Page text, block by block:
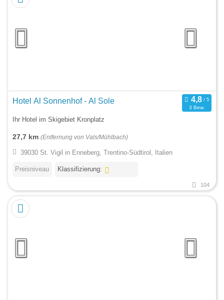
Hotel Al Sonnenhof - Al Sole
3 Bew.
Ihr Hotel im Skigebiet Kronplatz
27,7 km (Entfernung von Vals/Mühlbach)
39030 St. Vigil in Enneberg, Trentino-Südtirol, Italien
Preisniveau Klassifizierung:
104